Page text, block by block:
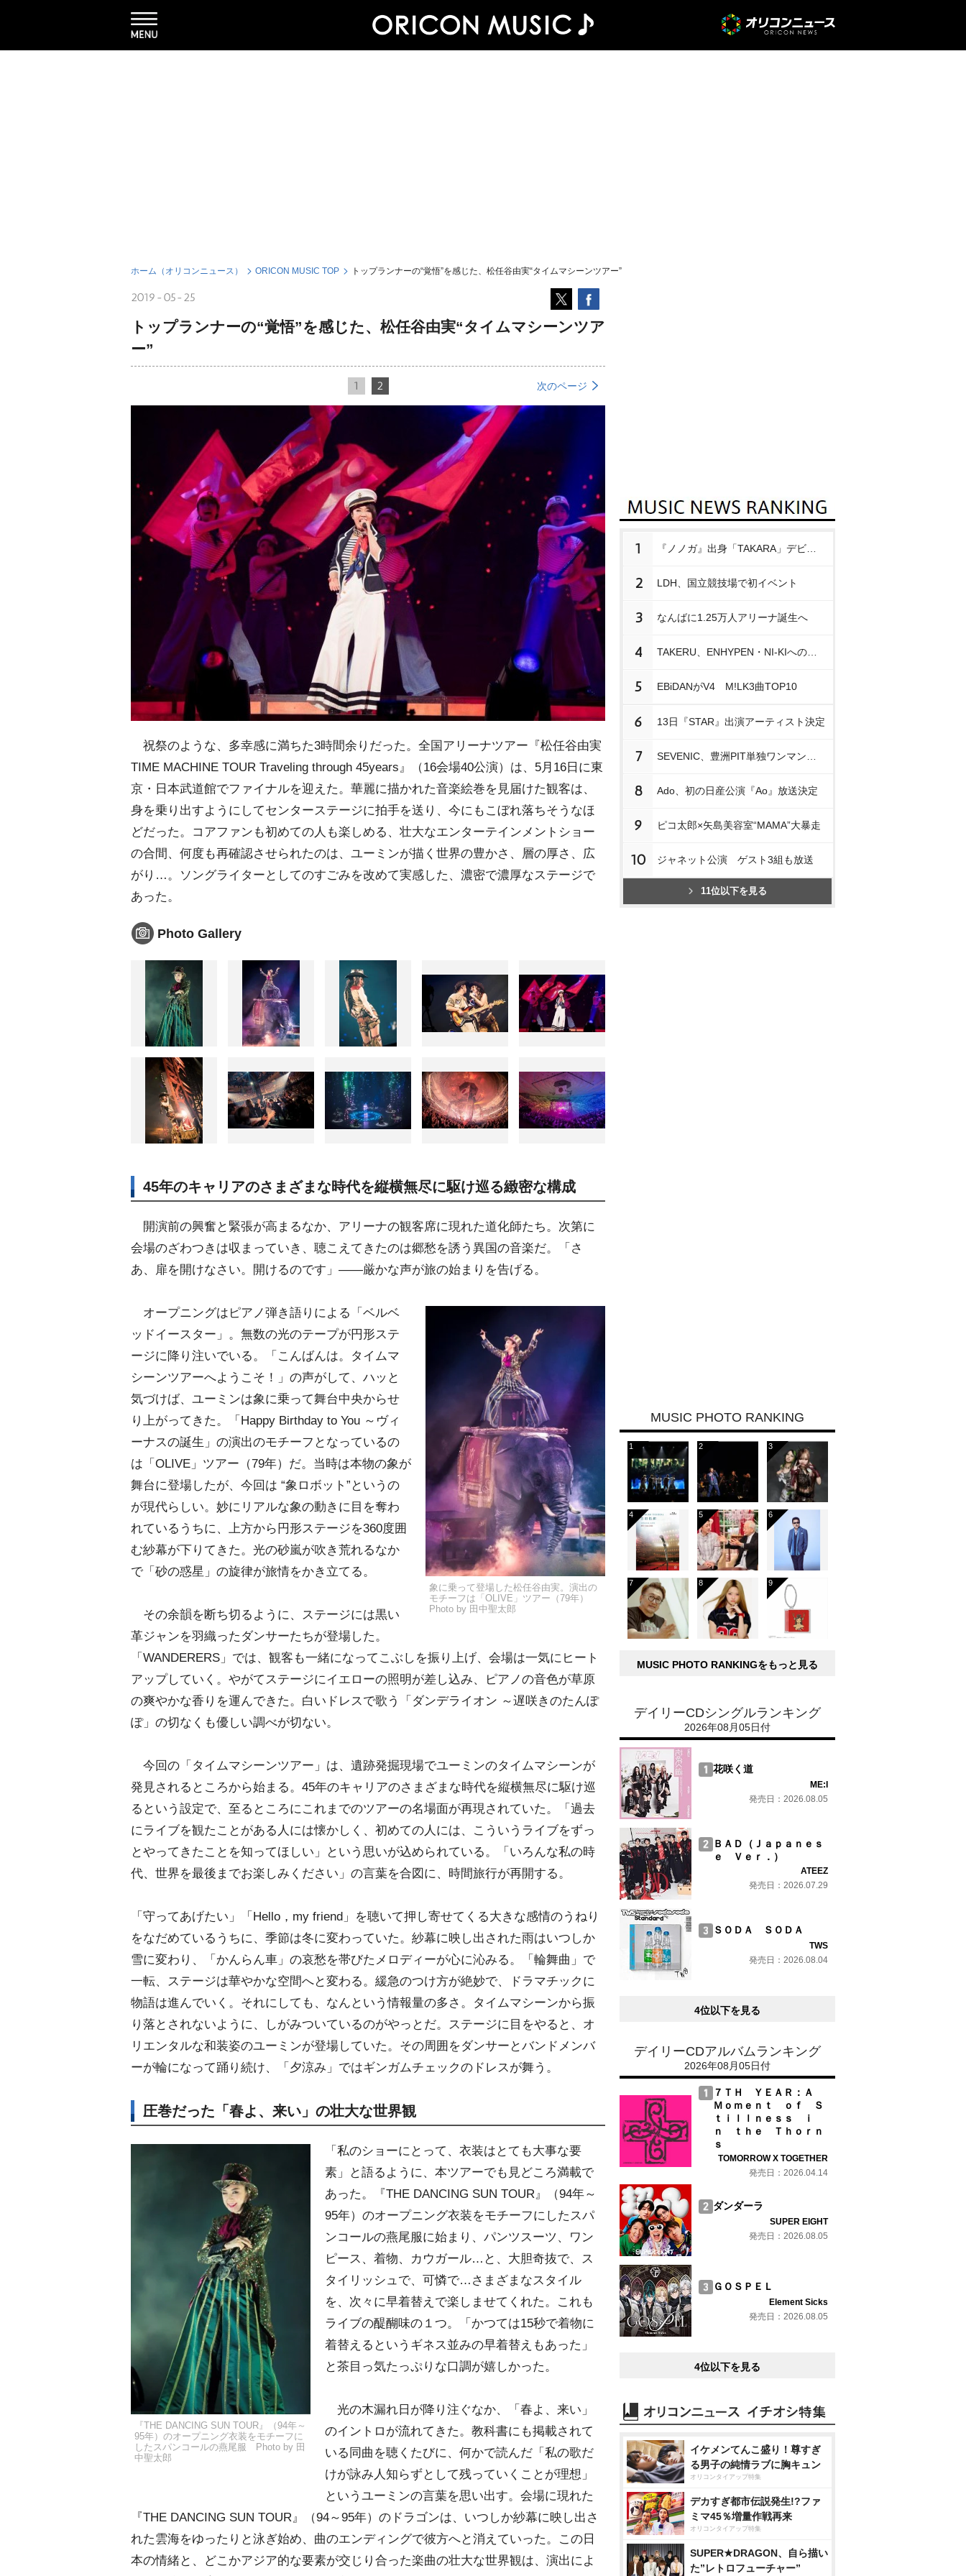
ホーム（オリコンニュース） ORICON MUSIC TOP トップランナーの“覚悟”を感じた、松任谷由実“タイムマシーンツアー”
2019-05-25
トップランナーの“覚悟”を感じた、松任谷由実“タイムマシーンツア
ー”
1 2 次のページ
祝祭のような、多幸感に満ちた3時間余りだった。全国アリーナツアー『松任谷由実
TIME MACHINE TOUR Traveling through 45years』（16会場40公演）は、5月16日に東
京・日本武道館でファイナルを迎えた。華麗に描かれた音楽絵巻を見届けた観客は、
身を乗り出すようにしてセンターステージに拍手を送り、今にもこぼれ落ちそうなほ
どだった。コアファンも初めての人も楽しめる、壮大なエンターテインメントショー
の合間、何度も再確認させられたのは、ユーミンが描く世界の豊かさ、層の厚さ、広
がり…。ソングライターとしてのすごみを改めて実感した、濃密で濃厚なステージで
あった。
Photo Gallery
45年のキャリアのさまざまな時代を縦横無尽に駆け巡る緻密な構成
開演前の興奮と緊張が高まるなか、アリーナの観客席に現れた道化師たち。次第に
会場のざわつきは収まっていき、聴こえてきたのは郷愁を誘う異国の音楽だ。「さ
あ、扉を開けなさい。開けるのです」――厳かな声が旅の始まりを告げる。
象に乗って登場した松任谷由実。演出の
モチーフは「OLIVE」ツアー（79年）
Photo by 田中聖太郎
オープニングはピアノ弾き語りによる「ベルベ
ッドイースター」。無数の光のテープが円形ステ
ージに降り注いでいる。「こんばんは。タイムマ
シーンツアーへようこそ！」の声がして、ハッと
気づけば、ユーミンは象に乗って舞台中央からせ
り上がってきた。「Happy Birthday to You ～ヴィ
ーナスの誕生」の演出のモチーフとなっているの
は「OLIVE」ツアー（79年）だ。当時は本物の象が
舞台に登場したが、今回は “象ロボット”というの
が現代らしい。妙にリアルな象の動きに目を奪わ
れているうちに、上方から円形ステージを360度囲
む紗幕が下りてきた。光の砂嵐が吹き荒れるなか
で「砂の惑星」の旋律が旅情をかき立てる。
その余韻を断ち切るように、ステージには黒い
革ジャンを羽織ったダンサーたちが登場した。
「WANDERERS」では、観客も一緒になってこぶしを振り上げ、会場は一気にヒート
アップしていく。やがてステージにイエローの照明が差し込み、ピアノの音色が草原
の爽やかな香りを運んできた。白いドレスで歌う「ダンデライオン ～遅咲きのたんぽ
ぽ」の切なくも優しい調べが切ない。
今回の「タイムマシーンツアー」は、遺跡発掘現場でユーミンのタイムマシーンが
発見されるところから始まる。45年のキャリアのさまざまな時代を縦横無尽に駆け巡
るという設定で、至るところにこれまでのツアーの名場面が再現されていた。「過去
にライブを観たことがある人には懐かしく、初めての人には、こういうライブをずっ
とやってきたことを知ってほしい」という思いが込められている。「いろんな私の時
代、世界を最後までお楽しみください」の言葉を合図に、時間旅行が再開する。
「守ってあげたい」「Hello，my friend」を聴いて押し寄せてくる大きな感情のうねり
をなだめているうちに、季節は冬に変わっていた。紗幕に映し出された雨はいつしか
雪に変わり、「かんらん車」の哀愁を帯びたメロディーが心に沁みる。「輪舞曲」で
一転、ステージは華やかな空間へと変わる。緩急のつけ方が絶妙で、ドラマチックに
物語は進んでいく。それにしても、なんという情報量の多さ。タイムマシーンから振
り落とされないように、しがみついているのがやっとだ。ステージに目をやると、オ
リエンタルな和装姿のユーミンが登場していた。その周囲をダンサーとバンドメンバ
ーが輪になって踊り続け、「夕涼み」ではギンガムチェックのドレスが舞う。
圧巻だった「春よ、来い」の壮大な世界観
『THE DANCING SUN TOUR』（94年～
95年）のオープニング衣装をモチーフに
したスパンコールの燕尾服 Photo by 田
中聖太郎
「私のショーにとって、衣装はとても大事な要
素」と語るように、本ツアーでも見どころ満載で
あった。『THE DANCING SUN TOUR』（94年～
95年）のオープニング衣装をモチーフにしたスパ
ンコールの燕尾服に始まり、パンツスーツ、ワン
ピース、着物、カウガール…と、大胆奇抜で、ス
タイリッシュで、可憐で…さまざまなスタイル
を、次々に早着替えで楽しませてくれた。これも
ライブの醍醐味の１つ。「かつては15秒で着物に
着替えるというギネス並みの早着替えもあった」
と茶目っ気たっぷりな口調が嬉しかった。
光の木漏れ日が降り注ぐなか、「春よ、来い」
のイントロが流れてきた。教科書にも掲載されて
いる同曲を聴くたびに、何かで読んだ「私の歌だ
けが詠み人知らずとして残っていくことが理想」
というユーミンの言葉を思い出す。会場に現れた
『THE DANCING SUN TOUR』（94～95年）のドラゴンは、いつしか紗幕に映し出さ
れた雲海をゆったりと泳ぎ始め、曲のエンディングで彼方へと消えていった。この日
本の情緒と、どこかアジア的な要素が交じり合った楽曲の壮大な世界観は、演出によ
1
2 LDH、国立競技場で初イベント
3 なんばに1.25万人アリーナ誕生へ
4
5 EBiDANがV4 M!LK3曲TOP10
6 13日『STAR』出演アーティスト決定
7
8 Ado、初の日産公演『Ao』放送決定
9 ピコ太郎×矢島美容室“MAMA”大暴走
10 ジャネット公演 ゲスト3組も放送
11位以下を見る
MUSIC PHOTO RANKING
MUSIC PHOTO RANKINGをもっと見る
デイリーCDシングルランキング
2026年08月05日付
花咲く道
ME:I
発売日：2026.08.05
ＢＡＤ（Ｊａｐａｎｅｓ
ｅ Ｖｅｒ．）
ATEEZ
発売日：2026.07.29
ＳＯＤＡ ＳＯＤＡ
TWS
発売日：2026.08.04
4位以下を見る
デイリーCDアルバムランキング
2026年08月05日付
７ＴＨ ＹＥＡＲ：Ａ
Ｍｏｍｅｎｔ ｏｆ Ｓ
ｔｉｌｌｎｅｓｓ ｉ
ｎ ｔｈｅ Ｔｈｏｒｎ
ｓ
TOMORROW X TOGETHER
発売日：2026.04.14
ダンダーラ
SUPER EIGHT
発売日：2026.08.05
ＧＯＳＰＥＬ
Element Sicks
発売日：2026.08.05
4位以下を見る
イケメンてんこ盛り！尊すぎ
る男子の純情ラブに胸キュン
オリコンタイアップ特集
デカすぎ都市伝説発生!?ファ
ミマ45％増量作戦再来
オリコンタイアップ特集
SUPER★DRAGON、自ら描い
た”レトロフューチャー”